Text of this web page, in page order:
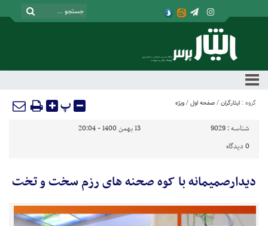
گروه : ایثارگران / صفحه اول / ویژه پ
شناسه : 9029
13 بهمن 1400 - 20:04
0 دیدگاه
دیدارصمیمانه با کوه صحنه های رزم سخت و تخت